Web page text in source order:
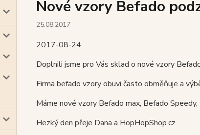
Nové vzory Befado
25.08.2017
2017-08-24
Doplnili jsme pro Vás sklad o nové vzory
Firma befado vzory obuvi často obměňuje a
Máme nové vzory Befado max, Befado
Hezký den přeje Dana a HopHopShop.cz